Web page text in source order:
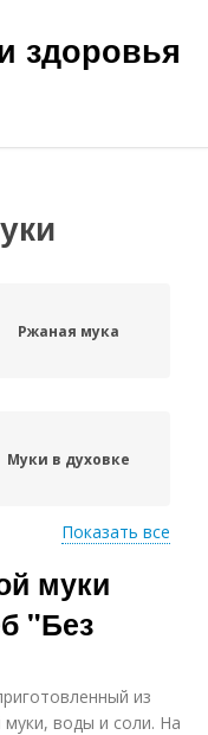
здоровья
Ржаная мука
Муки в духовке
Дарницкий хлеб
в хлебопечке
Показать все
муки
"Без
из
воды и соли. На